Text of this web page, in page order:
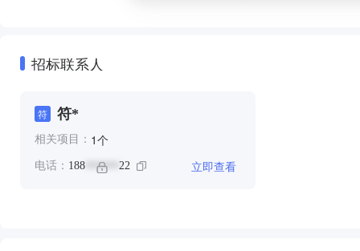
招标联系人
符 符*
相关项目： 1个
电话： 188 ****** 22 立即查看